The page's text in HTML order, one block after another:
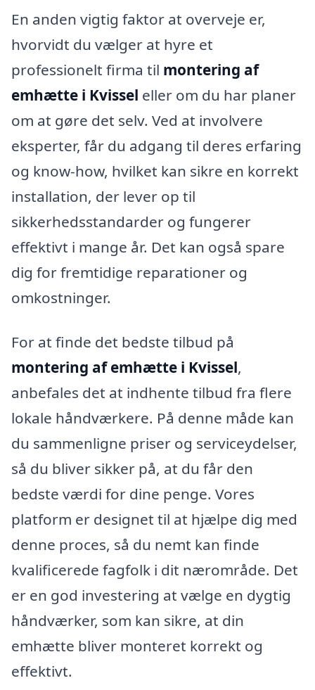
En anden vigtig faktor at overveje er,
hvorvidt du vælger at hyre et
professionelt firma til montering af
emhætte i Kvissel eller om du har planer
om at gøre det selv. Ved at involvere
eksperter, får du adgang til deres erfaring
og know-how, hvilket kan sikre en korrekt
installation, der lever op til
sikkerhedsstandarder og fungerer
effektivt i mange år. Det kan også spare
dig for fremtidige reparationer og
omkostninger.
For at finde det bedste tilbud på
montering af emhætte i Kvissel,
anbefales det at indhente tilbud fra flere
lokale håndværkere. På denne måde kan
du sammenligne priser og serviceydelser,
så du bliver sikker på, at du får den
bedste værdi for dine penge. Vores
platform er designet til at hjælpe dig med
denne proces, så du nemt kan finde
kvalificerede fagfolk i dit nærområde. Det
er en god investering at vælge en dygtig
håndværker, som kan sikre, at din
emhætte bliver monteret korrekt og
effektivt.